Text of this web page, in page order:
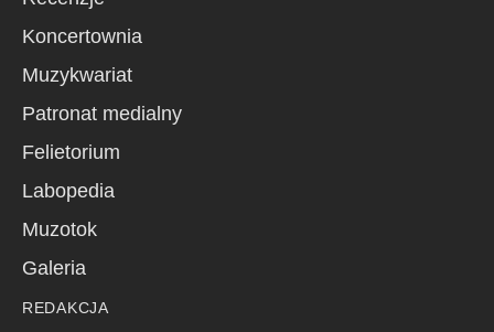
Koncertownia
Muzykwariat
Patronat medialny
Felietorium
Labopedia
Muzotok
Galeria
REDAKCJA